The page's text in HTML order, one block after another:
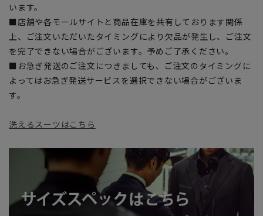
います。
■店舗や各モールサイトと商品在庫を共有しております関係
上、ご注文いただいたタイミングにより欠品が発生し、ご注文
を完了できない場合がございます。予めご了承ください。
■お急ぎ発送のご注文につきましても、ご注文のタイミングに
よってはお急ぎ発送サービスを選択できない場合がございま
す。
洗えるスーツはこちら